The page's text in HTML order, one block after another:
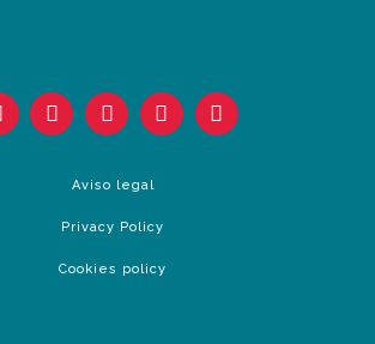
Aviso legal
Privacy Policy
Cookies policy